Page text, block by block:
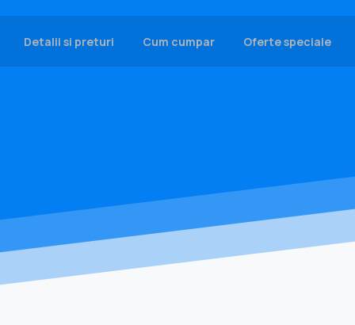
Detalii si preturi Cum cumpar Oferte speciale